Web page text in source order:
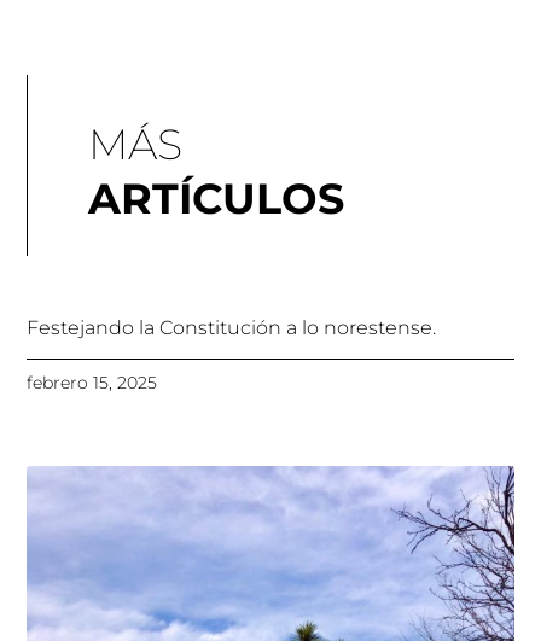
MÁS
ARTÍCULOS
Festejando la Constitución a lo norestense.
febrero 15, 2025